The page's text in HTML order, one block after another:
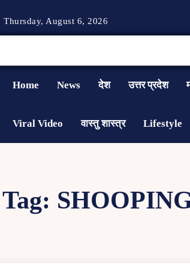
Thursday, August 6, 2026
Home News देश उत्तर प्रदेश
Viral Video वास्तु शास्त्र Lifestyle
Tag: